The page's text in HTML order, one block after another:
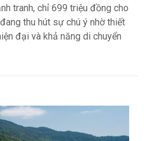
tranh, chỉ 699 triệu đồng cho
thu hút sự chú ý nhờ thiết
đại và khả năng di chuyển